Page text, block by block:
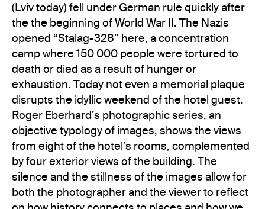
(Lviv today) fell under German rule quickly after
the the beginning of World War II. The Nazis
opened “Stalag-328” here, a concentration
camp where 150 000 people were tortured to
death or died as a result of hunger or
exhaustion. Today not even a memorial plaque
disrupts the idyllic weekend of the hotel guest.
Roger Eberhard’s photographic series, an
objective typology of images, shows the views
from eight of the hotel’s rooms, complemented
by four exterior views of the building. The
silence and the stillness of the images allow for
both the photographer and the viewer to reflect